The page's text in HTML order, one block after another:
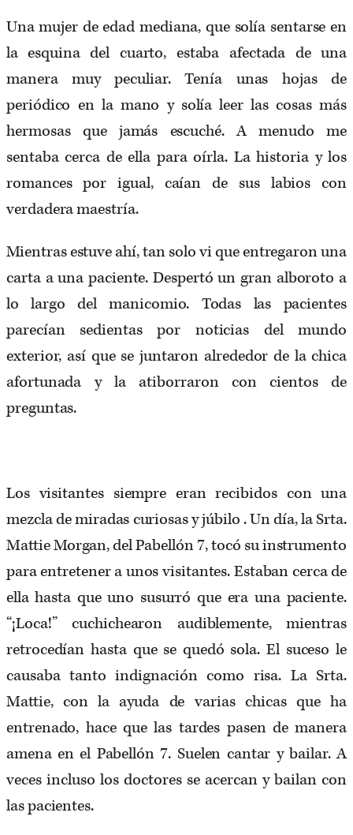
Una mujer de edad mediana, que solía sentarse en
la esquina del cuarto, estaba afectada de una
manera muy peculiar. Tenía unas hojas de
periódico en la mano y solía leer las cosas más
hermosas que jamás escuché. A menudo me
sentaba cerca de ella para oírla. La historia y los
romances por igual, caían de sus labios con
verdadera maestría.
Mientras estuve ahí, tan solo vi que entregaron una
carta a una paciente. Despertó un gran alboroto a
lo largo del manicomio. Todas las pacientes
parecían sedientas por noticias del mundo
exterior, así que se juntaron alrededor de la chica
afortunada y la atiborraron con cientos de
preguntas.
Los visitantes siempre eran recibidos con una
mezcla de miradas curiosas y júbilo . Un día, la Srta.
Mattie Morgan, del Pabellón 7, tocó su instrumento
para entretener a unos visitantes. Estaban cerca de
ella hasta que uno susurró que era una paciente.
“¡Loca!” cuchichearon audiblemente, mientras
retrocedían hasta que se quedó sola. El suceso le
causaba tanto indignación como risa. La Srta.
Mattie, con la ayuda de varias chicas que ha
entrenado, hace que las tardes pasen de manera
amena en el Pabellón 7. Suelen cantar y bailar. A
veces incluso los doctores se acercan y bailan con
las pacientes.